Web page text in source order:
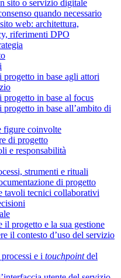
sito o servizio digitale
quando necessario
web: architettura,
riferimenti DPO
in base agli attori
in base al focus
in base all’ambito di
figure coinvolte
di progetto
e responsabilità
strumenti e rituali
di progetto
tavoli tecnici collaborativi
il progetto e la sua gestione
il contesto d’uso del servizio
e i touchpointdel